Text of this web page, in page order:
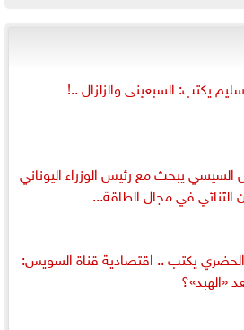
يكتب: السبعينى والزلزال ..!
السيسي يبحث مع رئيس الوزراء اليوناني
الثنائي في مجال الطاقة...
يكتب .. اقتصادية قناة السويس:
«الهبد»؟